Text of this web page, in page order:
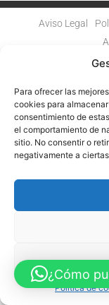
Para ofrecer las
cookies para
consentimiento de
el comportamiento de
sitio. No consentir o
negativamente a
Política de
Aviso Legal
DIGITAL POR
© Guia Telefónica
¿Cómo